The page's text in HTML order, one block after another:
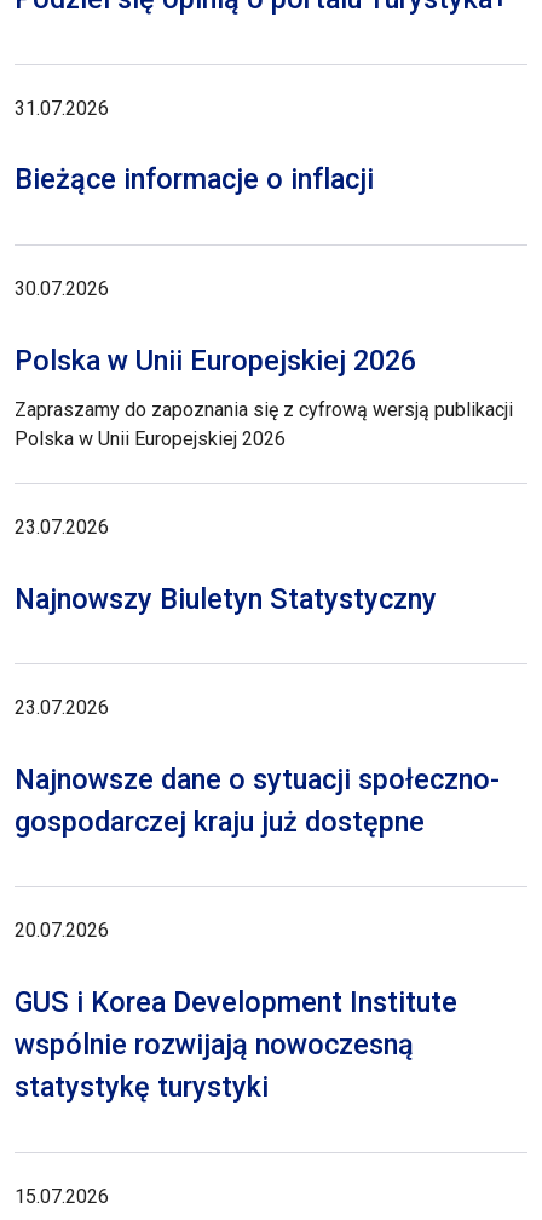
31.07.2026
Bieżące informacje o inflacji
30.07.2026
Polska w Unii Europejskiej 2026
Zapraszamy do zapoznania się z cyfrową wersją publikacji
Polska w Unii Europejskiej 2026
23.07.2026
Najnowszy Biuletyn Statystyczny
23.07.2026
Najnowsze dane o sytuacji społeczno-
gospodarczej kraju już dostępne
20.07.2026
GUS i Korea Development Institute
wspólnie rozwijają nowoczesną
statystykę turystyki
15.07.2026